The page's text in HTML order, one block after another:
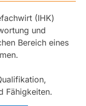
(IHK)
und
Bereich eines
Fähigkeiten.